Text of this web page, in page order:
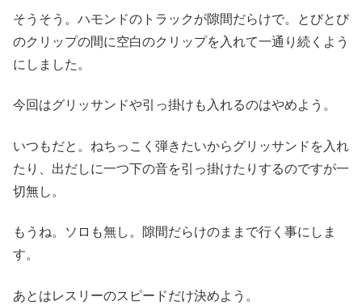
そうそう。ハモンドのトラックが隙間だらけで。とびとび
のクリップの間に空白のクリップを入れて一通り続くよう
にしました。
今回はグリッサンドや引っ掛けも入れるのはやめよう。
いつもだと。ねちっこく弾きたいからグリッサンドを入れ
たり、出だしに一つ下の音を引っ掛けたりするのですが一
切無し。
もうね。ソロも無し。隙間だらけのままで行く事にしま
す。
あとはレスリーのスピードだけ決めよう。